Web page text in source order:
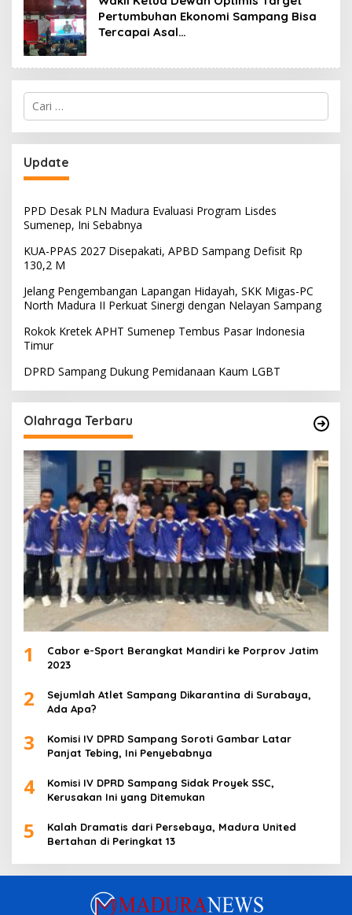
Pertumbuhan Ekonomi Sampang Bisa
Tercapai Asal…
Cari
untuk:
Update
PPD Desak PLN Madura Evaluasi Program Lisdes
Sumenep, Ini Sebabnya
KUA-PPAS 2027 Disepakati, APBD Sampang Defisit Rp
130,2 M
Jelang Pengembangan Lapangan Hidayah, SKK Migas-PC
North Madura II Perkuat Sinergi dengan Nelayan Sampang
Rokok Kretek APHT Sumenep Tembus Pasar Indonesia
Timur
DPRD Sampang Dukung Pemidanaan Kaum LGBT
Olahraga Terbaru
1
Cabor e-Sport Berangkat Mandiri ke Porprov Jatim
2023
2
Sejumlah Atlet Sampang Dikarantina di Surabaya,
Ada Apa?
3
Komisi IV DPRD Sampang Soroti Gambar Latar
Panjat Tebing, Ini Penyebabnya
4
Komisi IV DPRD Sampang Sidak Proyek SSC,
Kerusakan Ini yang Ditemukan
5
Kalah Dramatis dari Persebaya, Madura United
Bertahan di Peringkat 13